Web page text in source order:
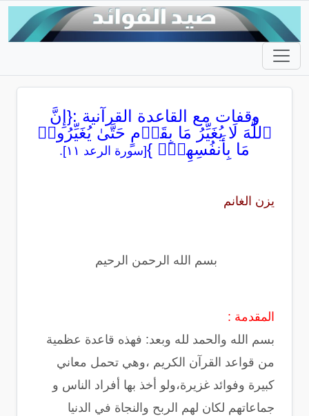
وقفات مع القاعدة القرآنية :{إِنَّ
ٱللَّهَ لَا یُغَیِّرُ مَا بِقَوۡمٍ حَتَّىٰ یُغَیِّرُوا۟
مَا بِأَنفُسِهِمۡۗ }[سورة الرعد ١١].
يزن الغانم
بسم الله الرحمن الرحيم
المقدمة :
بسم الله والحمد لله وبعد: فهذه قاعدة عظمية
من قواعد القرآن الكريم ،وهي تحمل معاني
كبيرة وفوائد غزيرة،ولو أخذ بها أفراد الناس و
جماعاتهم لكان لهم الربح والنجاة في الدنيا